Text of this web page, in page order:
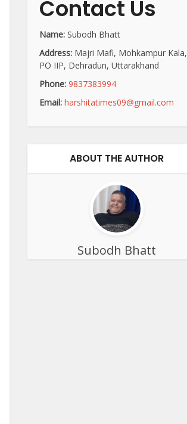
Contact Us
Name: Subodh Bhatt
Address: Majri Mafi, Mohkampur Kala,
PO IIP, Dehradun, Uttarakhand
Phone: 9837383994
Email: harshitatimes09@gmail.com
ABOUT THE AUTHOR
Subodh Bhatt